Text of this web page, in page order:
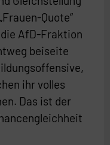
Quote“
AfD-Fraktion
beiseite
ihr volles
Das ist der